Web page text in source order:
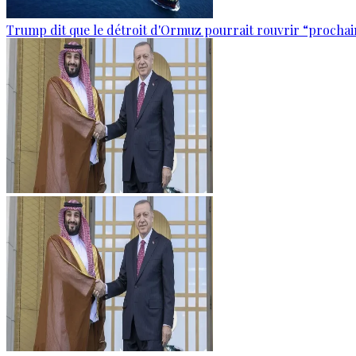
Trump dit que le détroit d'Ormuz pourrait rouvrir